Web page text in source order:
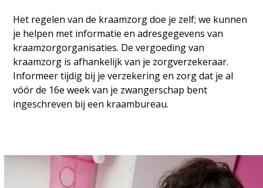
Het regelen van de kraamzorg doe je zelf; we kunnen
je helpen met informatie en adresgegevens van
kraamzorgorganisaties. De vergoeding van
kraamzorg is afhankelijk van je zorgverzekeraar.
Informeer tijdig bij je verzekering en zorg dat je al
vóór de 16e week van je zwangerschap bent
ingeschreven bij een kraambureau.